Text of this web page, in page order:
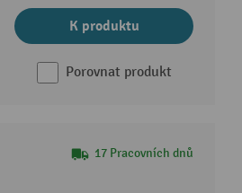
K produktu
Porovnat produkt
17 Pracovních dnů